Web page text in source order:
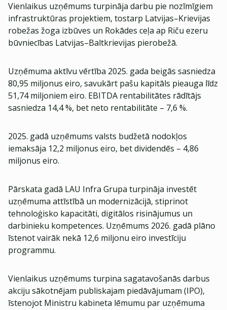
Vienlaikus uzņēmums turpināja darbu pie nozīmīgiem
infrastruktūras projektiem, tostarp Latvijas–Krievijas
robežas žoga izbūves un Rokādes ceļa ap Riču ezeru
būvniecības Latvijas–Baltkrievijas pierobežā.
Uzņēmuma aktīvu vērtība 2025. gada beigās sasniedza
80,95 miljonus eiro, savukārt pašu kapitāls pieauga līdz
51,74 miljoniem eiro. EBITDA rentabilitātes rādītājs
sasniedza 14,4 %, bet neto rentabilitāte – 7,6 %.
2025. gadā uzņēmums valsts budžetā nodokļos
iemaksāja 12,2 miljonus eiro, bet dividendēs – 4,86
miljonus eiro.
Pārskata gadā LAU Infra Grupa turpināja investēt
uzņēmuma attīstībā un modernizācijā, stiprinot
tehnoloģisko kapacitāti, digitālos risinājumus un
darbinieku kompetences. Uzņēmums 2026. gadā plāno
īstenot vairāk nekā 12,6 miljonu eiro investīciju
programmu.
Vienlaikus uzņēmums turpina sagatavošanās darbus
akciju sākotnējam publiskajam piedāvājumam (IPO),
īstenojot Ministru kabineta lēmumu par uzņēmuma